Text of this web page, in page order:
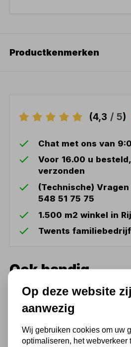
Productkenmerken
(4,3 / 5)
Chat met ons van
Voor 16.00 u
verzonden
(Technische) Vragen
548 51 75 75
1.500 m2 winkel in
Twents
Ook handig
Elektrische
Op deze website
aanwezig
Wij gebruiken cookies om uw
optimaliseren, het webverkeer